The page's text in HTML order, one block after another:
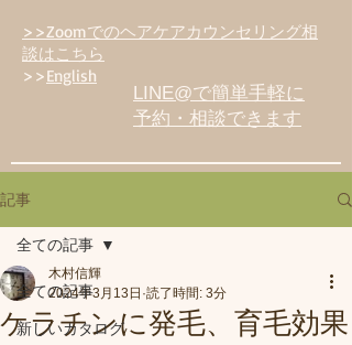
>>Zoomでのヘアケアカウンセリング相
談はこちら
>>English
LINE@で簡単手軽に
予約・相談できます
記事
全ての記事
新しいカタログ
全ての記事
ケラチンに発毛、育毛効果
木村信輝
2024年3月13日 読了時間: 3分